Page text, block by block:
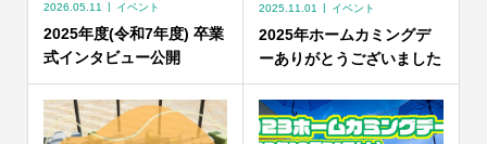
2026.05.11 イベント
2025年度(令和7年度) 卒業
式インタビュー公開
2025.11.01 イベント
2025年ホームカミングデ
ーありがとうございました